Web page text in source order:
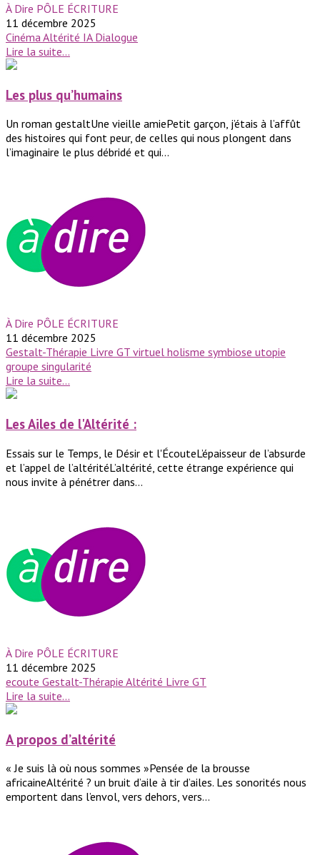
À Dire PÔLE ÉCRITURE
11 décembre 2025
Cinéma Altérité IA Dialogue
Lire la suite...
Les plus qu’humains
Un roman gestaltUne vieille amiePetit garçon, j’étais à l’affût
des histoires qui font peur, de celles qui nous plongent dans
l’imaginaire le plus débridé et qui...
À Dire PÔLE ÉCRITURE
11 décembre 2025
Gestalt-Thérapie Livre GT virtuel holisme symbiose utopie
groupe singularité
Lire la suite...
Les Ailes de l'Altérité :
Essais sur le Temps, le Désir et l'ÉcouteL’épaisseur de l’absurde
et l’appel de l’altéritéL’altérité, cette étrange expérience qui
nous invite à pénétrer dans...
À Dire PÔLE ÉCRITURE
11 décembre 2025
ecoute Gestalt-Thérapie Altérité Livre GT
Lire la suite...
A propos d’altérité
« Je suis là où nous sommes »Pensée de la brousse
africaineAltérité ? un bruit d’aile à tir d’ailes. Les sonorités nous
emportent dans l’envol, vers dehors, vers...